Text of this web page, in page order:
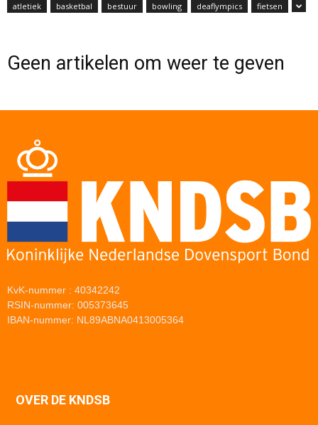
atletiek basketbal bestuur bowling deaflympics fietsen
Geen artikelen om weer te geven
KvK-nummer : 40342242
RSIN-nummer: 005373645
IBAN-nummer: NL89ABNA0413005364
OVER DE KNDSB